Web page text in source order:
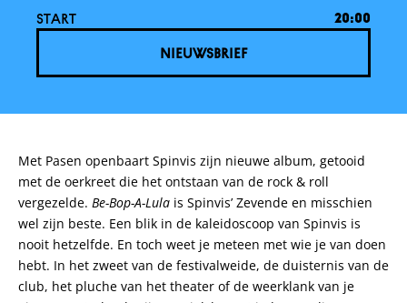
START 20:00
NIEUWSBRIEF
Met Pasen openbaart Spinvis zijn nieuwe album, getooid
met de oerkreet die het ontstaan van de rock & roll
vergezelde. Be-Bop-A-Lula is Spinvis’ Zevende en misschien
wel zijn beste. Een blik in de kaleidoscoop van Spinvis is
nooit hetzelfde. En toch weet je meteen met wie je van doen
hebt. In het zweet van de festivalweide, de duisternis van de
club, het pluche van het theater of de weerklank van je